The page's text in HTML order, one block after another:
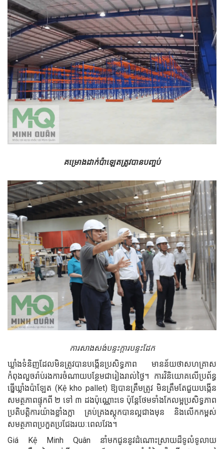
គម្រោង​ដាក់​ប៉ាឡេត​ត្រូវ​បាន​បញ្ចប់
ការសាងសង់បន្ទះក្តារបន្ទះដែក
ឃ្លាំងទំនិញដែលមិនត្រូវបានបង្កើនប្រសិទ្ធភាព មានន័យថាសហគ្រាស
កំពុងលួចរ៉ាប់រងការចំណាយបន្ថែមជារៀងរាល់ថ្ងៃ។ ការវិនិយោគលើប្រព័ន្ធ
ធ្នើឃ្លាំងប៉ាឡែត (Kệ kho pallet) ឱ្យបានត្រឹមត្រូវ មិនត្រឹមតែជួយបង្កើន
សមត្ថភាពផ្ទុកពី ២ ទៅ ៣ ដងប៉ុណ្ណោះទេ ប៉ុន្តែថែមទាំងកែលម្អប្រសិទ្ធភាព
ប្រតិបត្តិការយ៉ាងខ្លាំងក្លា គ្រប់គ្រងស្តុកបានល្អជាងមុន និងលើកកម្ពស់
សមត្ថភាពប្រកួតប្រជែងរយៈពេលវែង។
Giá Kệ Minh Quân នាំមកជូននូវដំណោះស្រាយដ៏ទូលំទូលាយ